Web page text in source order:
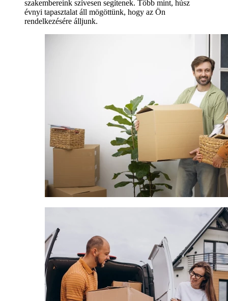
szakembereink szívesen segítenek. Több mint, húsz
évnyi tapasztalat áll mögöttünk, hogy az Ön
rendelkezésére álljunk.